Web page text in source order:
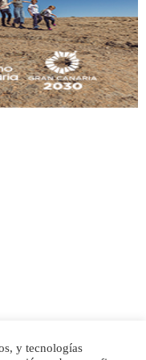
alemán, hembra, 4 años. Por
y tecnologías